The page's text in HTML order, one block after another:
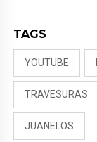
TAGS
YOUTUBE
TRAVESURAS
JUANELOS